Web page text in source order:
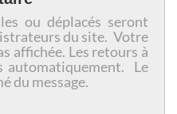
ou déplacés seront
du site. Votre
affichée. Les retours à
automatiquement. Le
du message.